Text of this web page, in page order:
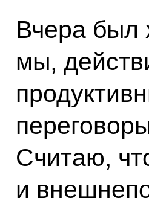
Вчера был
мы,
Считаю,
и